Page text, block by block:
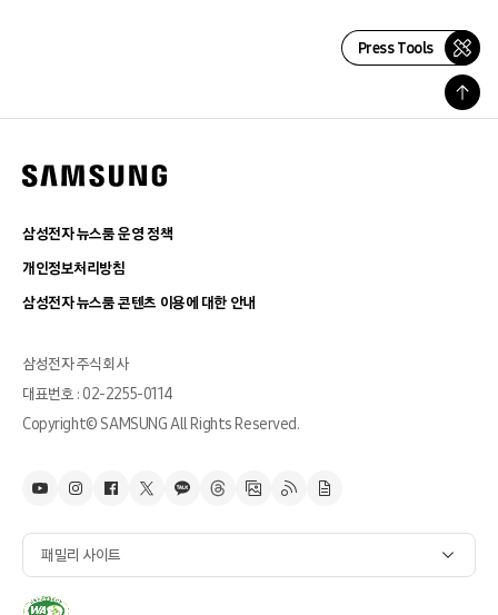
Press Tools
삼성전자 뉴스룸 운영 정책
개인정보처리방침
삼성전자 뉴스룸 콘텐츠 이용에 대한 안내
삼성전자 주식회사
대표번호 : 02-2255-0114
Copyright© SAMSUNG All Rights Reserved.
패밀리 사이트